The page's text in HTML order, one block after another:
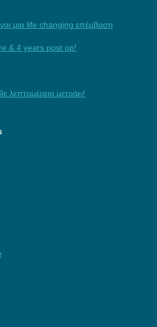
μια life changing επέμβαση
& 4 years post op!
λεπτομέρεια μετράει!